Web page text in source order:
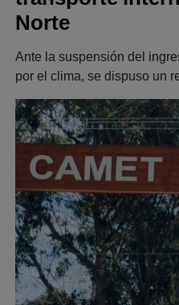
Norte
Ante la suspensión del
por el clima, se dispuso un